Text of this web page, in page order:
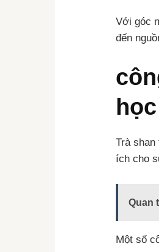
Với góc
đến
học
Trà
ích cho
Quan
Một số